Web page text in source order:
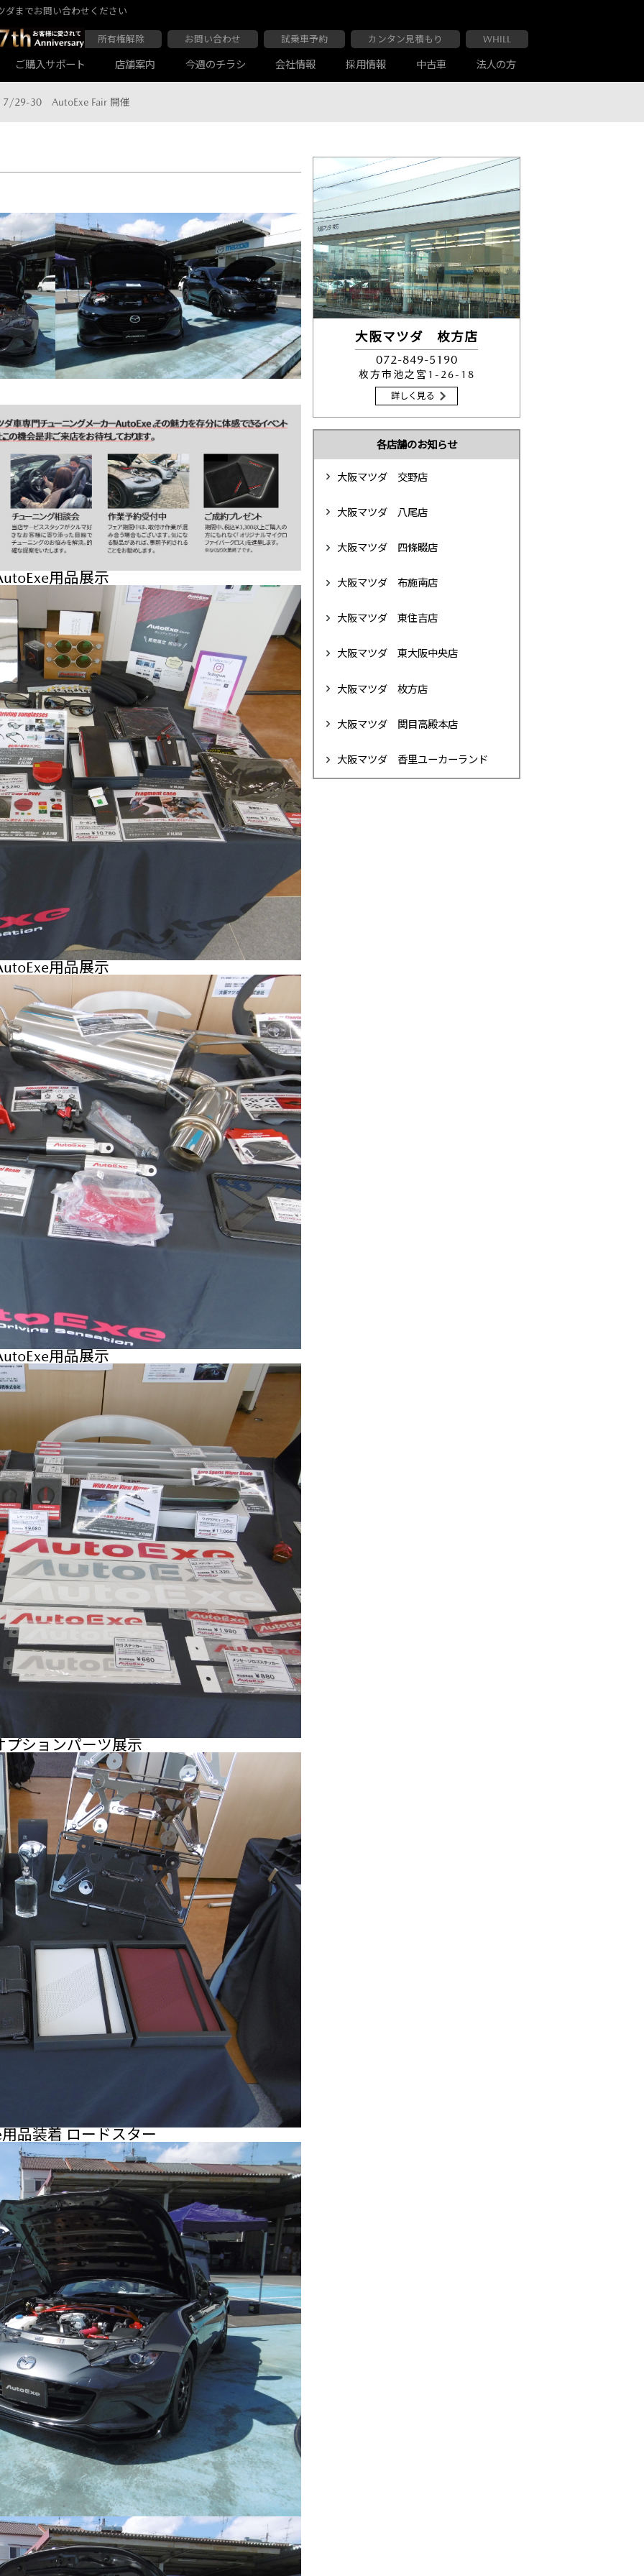
ダまでお問い合わせください
所有権解除 お問い合わせ 試乗車予約 カンタン見積もり WHILL
車検・点検
ツダ自動車保険スカイプラス JAF
ご購入サポート 店舗案内
大阪マツダ 布施南店
大阪マツダ 関目高殿本店 大阪マツダ 枚方店 大阪マツダ 交野店
U-car Land 中古車専売店 法人営業部
今週のチラシ 会社情報
お客様の声
採用情報 中古車 法人の方
7/29-30 AutoExe Fair 開催
用品展示
用品展示
用品展示
プションパーツ展示
品装着 ロードスター
大阪マツダ 枚方店
072-849-5190
枚方市池之宮1-26-18
詳しく見る
各店舗のお知らせ
大阪マツダ 交野店
大阪マツダ 八尾店
大阪マツダ 四條畷店
大阪マツダ 布施南店
大阪マツダ 東住吉店
大阪マツダ 東大阪中央店
大阪マツダ 枚方店
大阪マツダ 関目高殿本店
大阪マツダ 香里ユーカーランド
車検・点検
マツダ自動車保険スカイプラス JAF
大阪マツダ 布施南店
大阪マツダ 関目高殿本店 大阪マツダ 枚方店 大阪マツダ 交野店
U-car Land 中古車専売店 法人営業部
お客様の声